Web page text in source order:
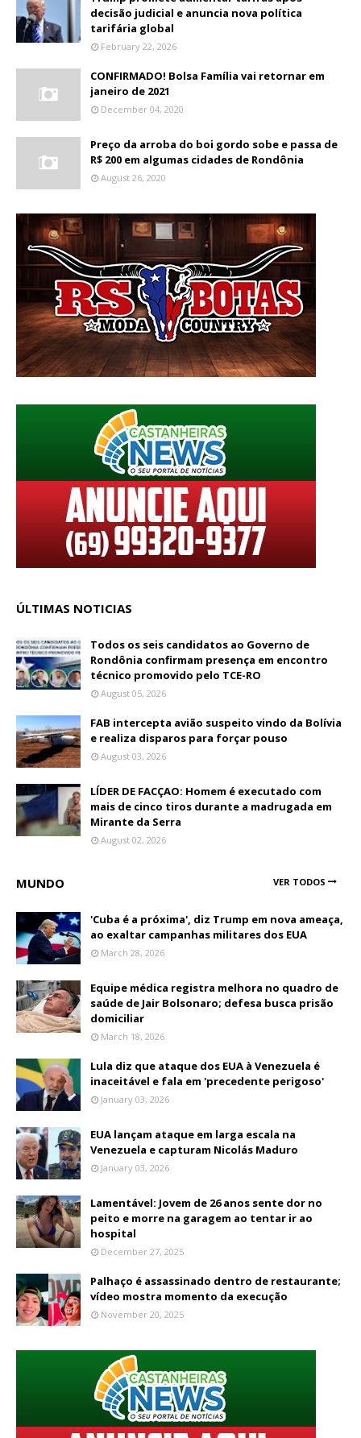
decisão judicial e anuncia nova política
tarifária global
February 22, 2026
CONFIRMADO! Bolsa Família vai retornar em
janeiro de 2021
December 04, 2020
Preço da arroba do boi gordo sobe e passa de
R$ 200 em algumas cidades de Rondônia
August 26, 2020
ÚLTIMAS NOTICIAS
Todos os seis candidatos ao Governo de
Rondônia confirmam presença em encontro
técnico promovido pelo TCE-RO
August 05, 2026
FAB intercepta avião suspeito vindo da Bolívia
e realiza disparos para forçar pouso
August 03, 2026
LÍDER DE FACÇAO: Homem é executado com
mais de cinco tiros durante a madrugada em
Mirante da Serra
August 02, 2026
MUNDO VER TODOS
'Cuba é a próxima', diz Trump em nova ameaça,
ao exaltar campanhas militares dos EUA
March 28, 2026
Equipe médica registra melhora no quadro de
saúde de Jair Bolsonaro; defesa busca prisão
domiciliar
March 18, 2026
Lula diz que ataque dos EUA à Venezuela é
inaceitável e fala em 'precedente perigoso'
January 03, 2026
EUA lançam ataque em larga escala na
Venezuela e capturam Nicolás Maduro
January 03, 2026
Lamentável: Jovem de 26 anos sente dor no
peito e morre na garagem ao tentar ir ao
hospital
December 27, 2025
Palhaço é assassinado dentro de restaurante;
vídeo mostra momento da execução
November 20, 2025